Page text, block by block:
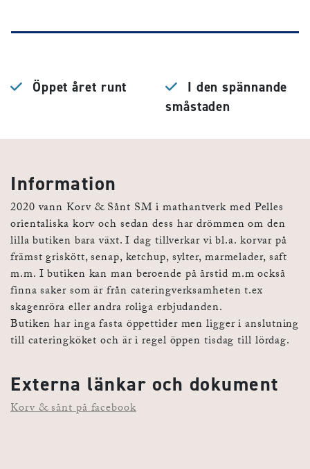
Öppet året runt
I den spännande
småstaden
Information
2020 vann Korv & Sånt SM i mathantverk med Pelles
orientaliska korv och sedan dess har drömmen om den
lilla butiken bara växt. I dag tillverkar vi bl.a. korvar på
främst griskött, senap, ketchup, sylter, marmelader, saft
m.m. I butiken kan man beroende på årstid m.m också
finna saker som är från cateringverksamheten t.ex
skagenröra eller andra roliga erbjudanden.
Butiken har inga fasta öppettider men ligger i anslutning
till cateringköket och är i regel öppen tisdag till lördag.
Externa länkar och dokument
Korv & sånt på facebook